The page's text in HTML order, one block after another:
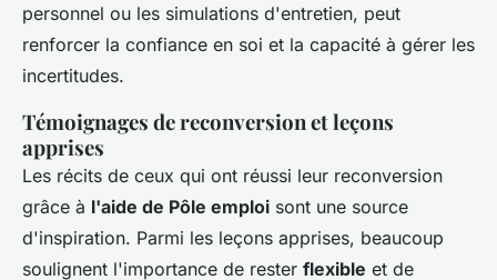
personnel ou les simulations d'entretien, peut
renforcer la confiance en soi et la capacité à gérer les
incertitudes.
Témoignages de reconversion et leçons
apprises
Les récits de ceux qui ont réussi leur reconversion
grâce à l'aide de Pôle emploi sont une source
d'inspiration. Parmi les leçons apprises, beaucoup
soulignent l'importance de rester flexible et de